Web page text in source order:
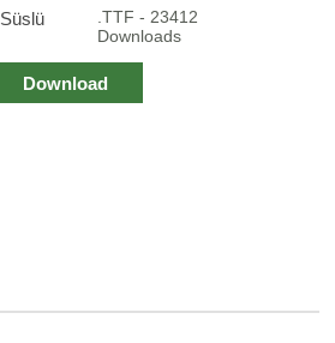
Süslü
.TTF - 23412
Downloads
Download